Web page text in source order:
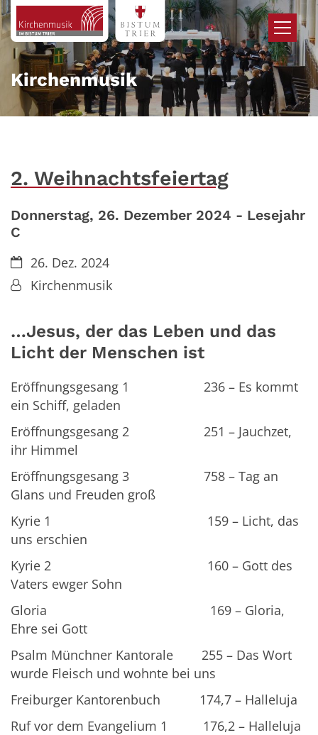
Zum Inhalt springen
Kirchenmusik
2. Weihnachtsfeiertag
Donnerstag, 26. Dezember 2024 - Lesejahr
C
Datum:26. Dez. 2024
Von:Kirchenmusik
…Jesus, der das Leben und das
Licht der Menschen ist
Eröffnungsgesang 1 236 – Es kommt
ein Schiff, geladen
Eröffnungsgesang 2 251 – Jauchzet,
ihr Himmel
Eröffnungsgesang 3 758 – Tag an
Glans und Freuden groß
Kyrie 1 159 – Licht, das
uns erschien
Kyrie 2 160 – Gott des
Vaters ewger Sohn
Gloria 169 – Gloria,
Ehre sei Gott
Psalm Münchner Kantorale 255 – Das Wort
wurde Fleisch und wohnte bei uns
Freiburger Kantorenbuch 174,7 – Halleluja
Ruf vor dem Evangelium 1 176,2 – Halleluja